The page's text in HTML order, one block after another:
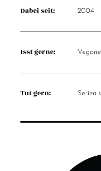
Dabei seit: 2004
Isst gerne:
Tut gern: Serien